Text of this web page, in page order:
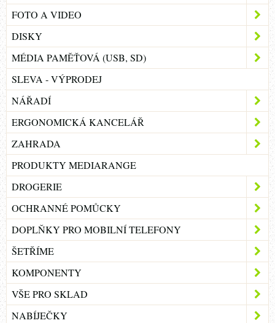
FOTO A VIDEO
DISKY
MÉDIA PAMĚŤOVÁ (USB, SD)
SLEVA - VÝPRODEJ
NÁŘADÍ
ERGONOMICKÁ KANCELÁŘ
ZAHRADA
PRODUKTY MEDIARANGE
DROGERIE
OCHRANNÉ POMŮCKY
DOPLŇKY PRO MOBILNÍ TELEFONY
ŠETŘÍME
KOMPONENTY
VŠE PRO SKLAD
NABÍJEČKY